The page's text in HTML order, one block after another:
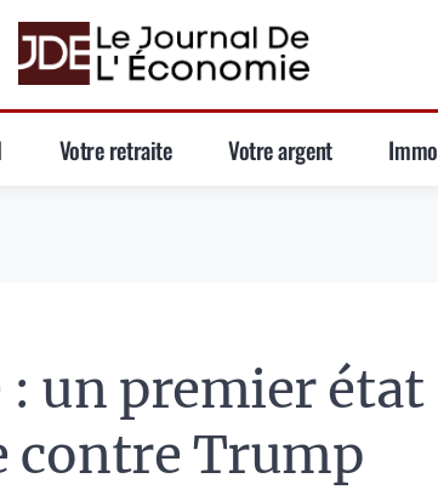
Votre retraite Votre argent Immo
: un premier état
contre Trump